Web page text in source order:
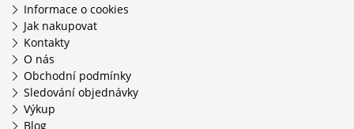
Informace o cookies
Jak nakupovat
Kontakty
O nás
Obchodní podmínky
Sledování objednávky
Výkup
Blog